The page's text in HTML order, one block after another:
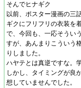
そんでヒナギク
以前、ポスター漫画の三
ギクにフリフリの衣装を
で、今回も、一応そうい
すが、あんまりこういう
りしました。
ハヤテとは真逆ですな。
しかし、タイミングが良
想していませんでした。